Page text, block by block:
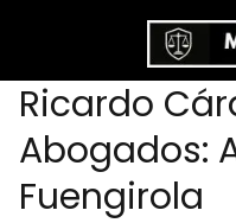
Ricardo
Abogados:
Fuengirola